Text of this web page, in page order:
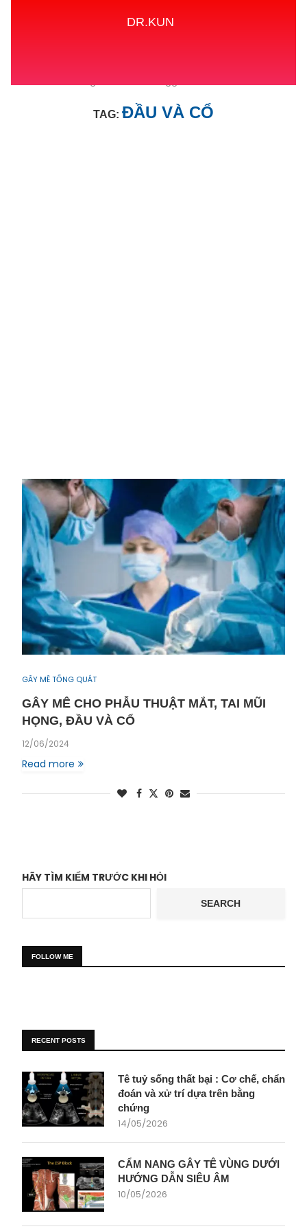
DR.KUN
TAG: ĐẦU VÀ CỔ
GÂY MÊ TỔNG QUÁT
GÂY MÊ CHO PHẪU THUẬT MẮT, TAI MŨI
HỌNG, ĐẦU VÀ CỔ
12/06/2024
Read more
HÃY TÌM KIẾM TRƯỚC KHI HỎI
SEARCH
FOLLOW ME
RECENT POSTS
Tê tuỷ sống thất bại : Cơ chế, chẩn
đoán và xử trí dựa trên bằng
chứng
14/05/2026
CẨM NANG GÂY TÊ VÙNG DƯỚI
HƯỚNG DẪN SIÊU ÂM
10/05/2026